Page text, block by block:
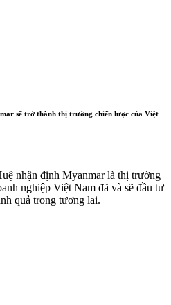
sẽ trở thành thị trường chiến lược của Việt
nhận định Myanmar là thị trường
nghiệp Việt Nam đã và sẽ đầu tư
quả trong tương lai.